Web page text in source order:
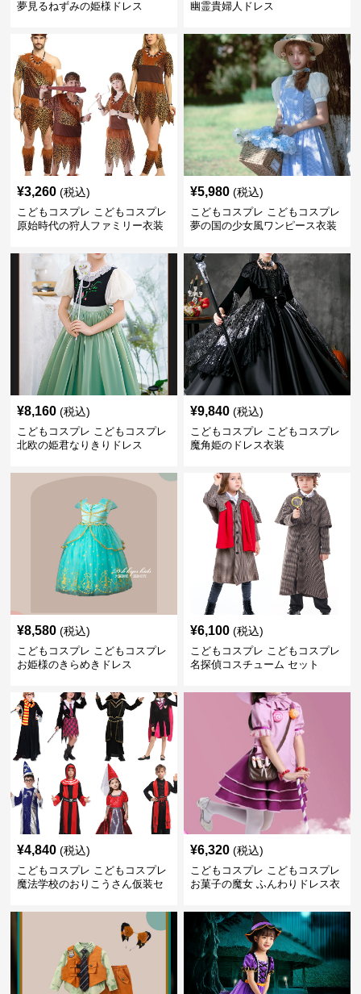
夢見るねずみの姫様ドレス 幽霊貴婦人ドレス
¥3,260 (税込)
こどもコスプレ こどもコスプレ
原始時代の狩人ファミリー衣装
¥5,980 (税込)
こどもコスプレ こどもコスプレ
夢の国の少女風ワンピース衣装
¥8,160 (税込)
こどもコスプレ こどもコスプレ
北欧の姫君なりきりドレス
¥9,840 (税込)
こどもコスプレ こどもコスプレ
魔角姫のドレス衣装
¥8,580 (税込)
こどもコスプレ こどもコスプレ
お姫様のきらめきドレス
¥6,100 (税込)
こどもコスプレ こどもコスプレ
名探偵コスチューム セット
¥4,840 (税込)
こどもコスプレ こどもコスプレ
魔法学校のおりこうさん仮装セ
¥6,320 (税込)
こどもコスプレ こどもコスプレ
お菓子の魔女 ふんわりドレス衣